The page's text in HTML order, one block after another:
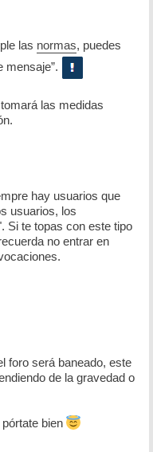
las normas, puedes
mensaje”.
las medidas
hay usuarios que
usuarios, los
Si te topas con este tipo
no entrar en
foro será baneado, este
de la gravedad o
bien